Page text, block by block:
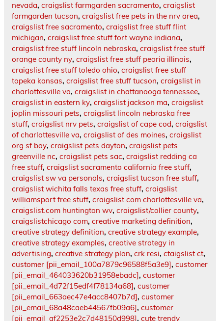
nevada, craigslist farmgarden sacramento, craigslist
farmgarden tucson, craigslist free pets in the nrv area,
craigslist free sacramento, craigslist free stuff flint
michigan, craigslist free stuff fort wayne indiana,
craigslist free stuff lincoln nebraska, craigslist free stuff
orange county ny, craigslist free stuff peoria illinois,
craigslist free stuff toledo ohio, craigslist free stuff
topeka kansas, craigslist free stuff tucson, craigslist in
charlottesville va, craigslist in chattanooga tennessee,
craigslist in eastern ky, craigslist jackson ma, craigslist
joplin missouri pets, craigslist lincoln nebraska free
stuff, craigslist nrv pets, craigslist of cape cod, craigslist
of charlottesville va, craigslist of des moines, craigslist
org sf bay, craigslist pets dayton, craigslist pets
greenville nc, craigslist pets sac, craigslist redding ca
free stuff, craigslist sacramento california free stuff,
craigslist sw va personals, craigslist tucson free stuff,
craigslist wichita falls texas free stuff, craigslist
williamsport free stuff, craigslist.com charlottesville va,
craigslist.com huntington wv, craigslist/collier county,
craigslistchicago com, creative marketing definition,
creative strategy definition, creative strategy example,
creative strategy examples, creative strategy in
advertising, creative strategy plan, crk resi, ctaigslist ct,
customer [pii_email_100a7879c96588f5a3e9], customer
[pii_email_464033620b31958ebadc], customer
[pii_email_4d72f15edf4f78134a68], customer
[pii_email_663aec47e4acc8407b7d], customer
[pii_email_68a48caeb44567fb09a6], customer
[pii_email_af2253e2c7d48150d998], cute trendy